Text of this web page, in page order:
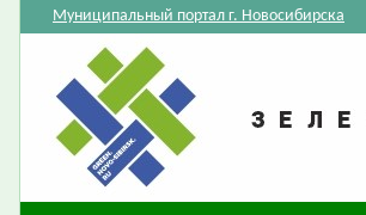
Муниципальный портал г. Новосибирска